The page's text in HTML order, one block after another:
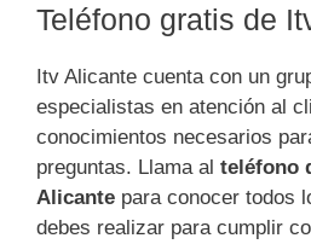
Teléfono gratis de
Itv Alicante cuenta con un
especialistas en atención al
conocimientos necesarios
preguntas. Llama al teléfono
Alicante para conocer todos
debes realizar para cumplir